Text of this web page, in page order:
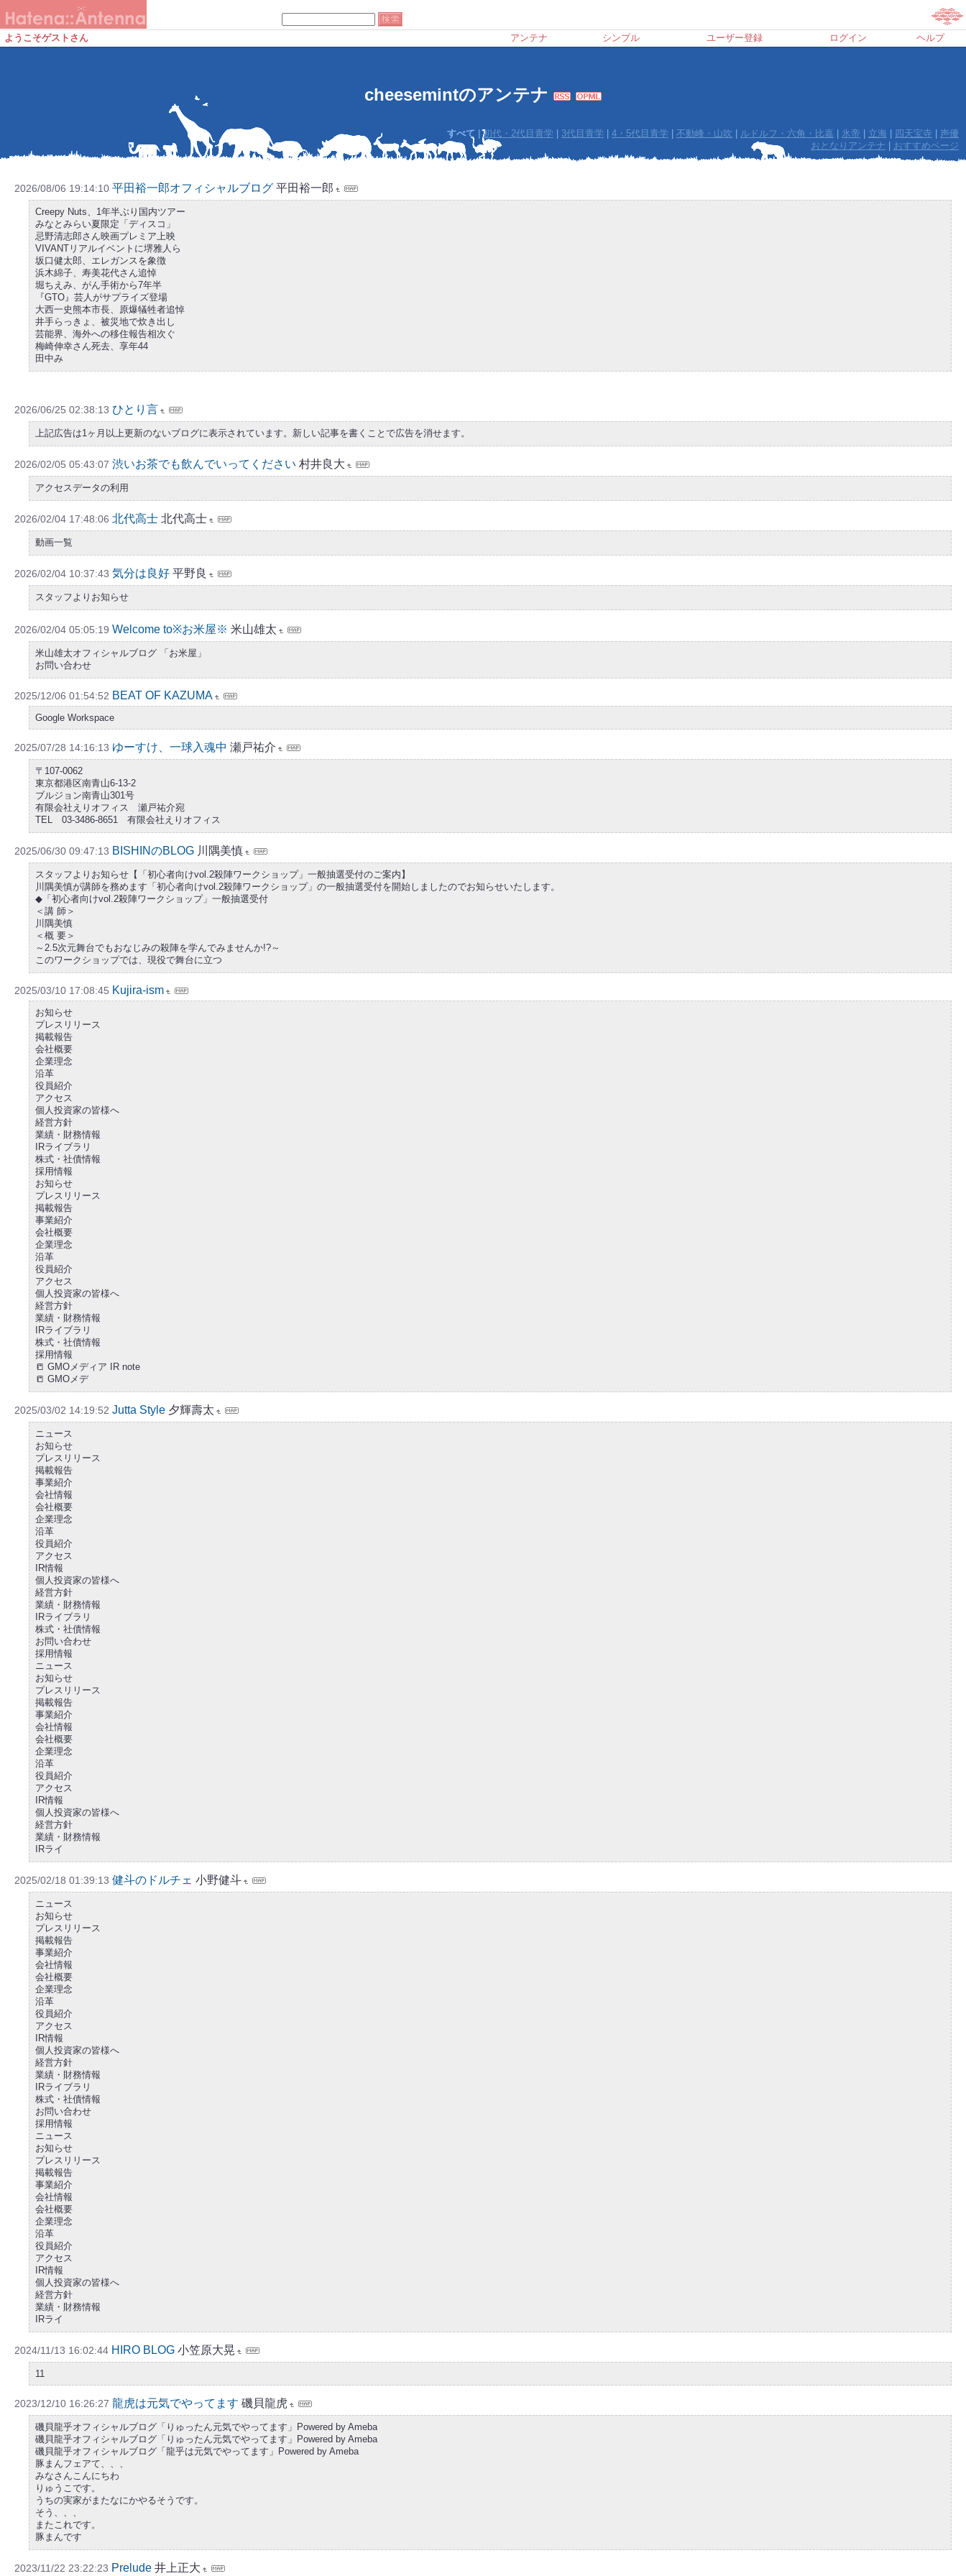
ようこそゲストさん アンテナ シンプル ユーザー登録 ログイン ヘルプ
cheesemintのアンテナ
すべて |初代・2代目青学 3代目青学 4・5代目青学 不動峰・山吹 ルドルフ・六角・比嘉 氷帝 立海 四天宝寺
声優
おとなりアンテナ
おすすめページ
2026/08/06 19:14:10 平田裕一郎オフィシャルブログ 平田裕一郎
Creepy Nuts、1年半ぶり国内ツアー
みなとみらい夏限定「ディスコ」
忌野清志郎さん映画プレミア上映
VIVANTリアルイベントに堺雅人ら
坂口健太郎、エレガンスを象徴
浜木綿子、寿美花代さん追悼
堀ちえみ、がん手術から7年半
『GTO』芸人がサプライズ登場
大西一史熊本市長、原爆犠牲者追悼
井手らっきょ、被災地で炊き出し
芸能界、海外への移住報告相次ぐ
梅崎伸幸さん死去、享年44
田中み
2026/06/25 02:38:13 ひとり言
上記広告は1ヶ月以上更新のないブログに表示されています。新しい記事を書くことで広告を消せます。
2026/02/05 05:43:07 渋いお茶でも飲んでいってください 村井良大
アクセスデータの利用
2026/02/04 17:48:06 北代高士 北代高士
動画一覧
2026/02/04 10:37:43 気分は良好 平野良
スタッフよりお知らせ
2026/02/04 05:05:19 Welcome to※お米屋※ 米山雄太
米山雄太オフィシャルブログ 「お米屋」
お問い合わせ
2025/12/06 01:54:52 BEAT OF KAZUMA
Google Workspace
2025/07/28 14:16:13 ゆーすけ、一球入魂中 瀬戸祐介
〒107-0062
東京都港区南青山6-13-2
ブルジョン南青山301号
有限会社えりオフィス 瀬戸祐介宛
TEL 03-3486-8651 有限会社えりオフィス
2025/06/30 09:47:13 BISHINのBLOG 川隅美慎
スタッフよりお知らせ【「初心者向けvol.2殺陣ワークショップ」一般抽選受付のご案内】
川隅美慎が講師を務めます「初心者向けvol.2殺陣ワークショップ」の一般抽選受付を開始しましたのでお知らせいたします。
◆「初心者向けvol.2殺陣ワークショップ」一般抽選受付
＜講 師＞
川隅美慎
＜概 要＞
～2.5次元舞台でもおなじみの殺陣を学んでみませんか!?～
このワークショップでは、現役で舞台に立つ
2025/03/10 17:08:45 Kujira-ism
お知らせ
プレスリリース
掲載報告
会社概要
企業理念
沿革
役員紹介
アクセス
個人投資家の皆様へ
経営方針
業績・財務情報
IRライブラリ
株式・社債情報
採用情報
お知らせ
プレスリリース
掲載報告
事業紹介
会社概要
企業理念
沿革
役員紹介
アクセス
個人投資家の皆様へ
経営方針
業績・財務情報
IRライブラリ
株式・社債情報
採用情報
📒 GMOメディア IR note
📒 GMOメデ
2025/03/02 14:19:52 Jutta Style 夕輝壽太
ニュース
お知らせ
プレスリリース
掲載報告
事業紹介
会社情報
会社概要
企業理念
沿革
役員紹介
アクセス
IR情報
個人投資家の皆様へ
経営方針
業績・財務情報
IRライブラリ
株式・社債情報
お問い合わせ
採用情報
ニュース
お知らせ
プレスリリース
掲載報告
事業紹介
会社情報
会社概要
企業理念
沿革
役員紹介
アクセス
IR情報
個人投資家の皆様へ
経営方針
業績・財務情報
IRライ
2025/02/18 01:39:13 健斗のドルチェ 小野健斗
ニュース
お知らせ
プレスリリース
掲載報告
事業紹介
会社情報
会社概要
企業理念
沿革
役員紹介
アクセス
IR情報
個人投資家の皆様へ
経営方針
業績・財務情報
IRライブラリ
株式・社債情報
お問い合わせ
採用情報
ニュース
お知らせ
プレスリリース
掲載報告
事業紹介
会社情報
会社概要
企業理念
沿革
役員紹介
アクセス
IR情報
個人投資家の皆様へ
経営方針
業績・財務情報
IRライ
2024/11/13 16:02:44 HIRO BLOG 小笠原大晃
11
2023/12/10 16:26:27 龍虎は元気でやってます 磯貝龍虎
磯貝龍乎オフィシャルブログ「りゅったん元気でやってます」Powered by Ameba
磯貝龍乎オフィシャルブログ「りゅったん元気でやってます」Powered by Ameba
磯貝龍乎オフィシャルブログ「龍乎は元気でやってます」Powered by Ameba
豚まんフェアて、、、
みなさんこんにちわ
りゅうこです。
うちの実家がまたなにかやるそうです。
そう、、、
またこれです。
豚まんです
2023/11/22 23:22:23 Prelude 井上正大